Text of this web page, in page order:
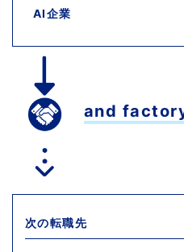
AI企業
and
次の転職先